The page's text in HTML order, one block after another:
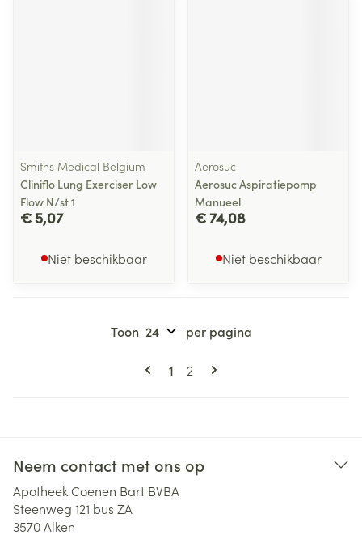
Smiths Medical Belgium
Cliniflo Lung Exerciser Low
Flow N/st 1
€ 5,07
Niet beschikbaar
Aerosuc
Aerosuc Aspiratiepomp
Manueel
€ 74,08
Niet beschikbaar
Pagina's
U lees momenteel pagina
1 Pagina
2
Toon per pagina
Neem contact met ons op
Apotheek Coenen Bart BVBA
Steenweg 121 bus ZA
3570Alken